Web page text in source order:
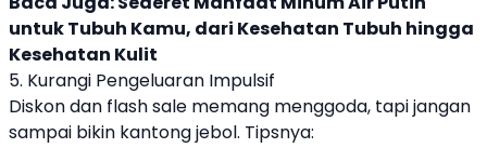
untuk Tubuh Kamu, dari Kesehatan Tubuh hingga
Kesehatan Kulit
5. Kurangi Pengeluaran Impulsif
Diskon dan flash sale memang menggoda, tapi jangan
sampai bikin kantong jebol. Tipsnya: